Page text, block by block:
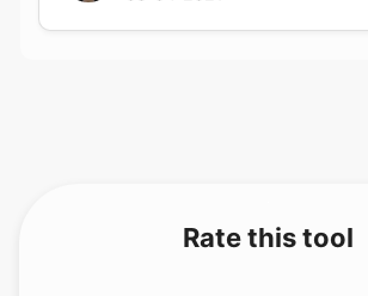
Rate this tool